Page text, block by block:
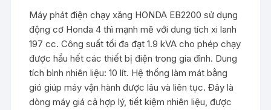
Máy phát điện chạy xăng HONDA EB2200 sử dụng
động cơ Honda 4 thì mạnh mẽ với dung tích xi lanh
197 cc. Công suất tối đa đạt 1.9 kVA cho phép chạy
được hầu hết các thiết bị điện trong gia đình. Dung
tích bình nhiên liệu: 10 lít. Hệ thống làm mát bằng
gió giúp máy vận hành được lâu và liên tục. Đây là
dòng máy giá cả hợp lý, tiết kiệm nhiên liệu, được